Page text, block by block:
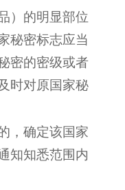
）的明显部位
秘密标志应当
密的密级或者
时对原国家秘
，确定该国家
知知悉范围内